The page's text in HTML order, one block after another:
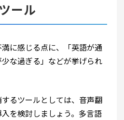
ール
に感じる点に、「英語が通
な過ぎる」などが挙げられ
るツールとしては、音声翻
を検討しましょう。多言語